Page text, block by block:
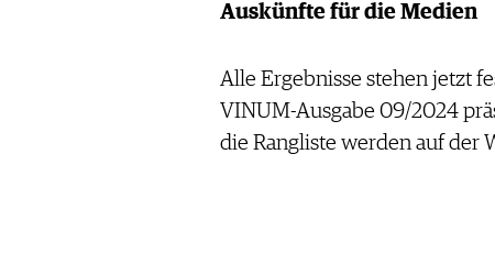
Auskünfte für die Medien
Alle Ergebnisse stehen jetzt
VINUM-Ausgabe 09/2024
die Rangliste werden auf der